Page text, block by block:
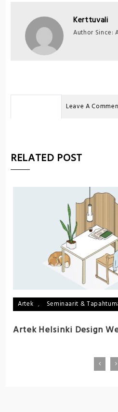
Kerttuvali
Author Since:
Leave A
RELATED POST
Artek , Seminaarit &
Artek Helsinki Design